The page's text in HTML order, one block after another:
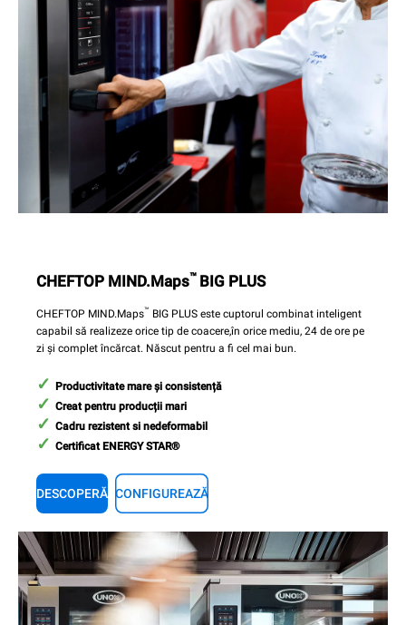
CHEFTOP MIND.Maps™ BIG PLUS
CHEFTOP MIND.Maps™ BIG PLUS este cuptorul combinat inteligent
capabil să realizeze orice tip de coacere,în orice mediu, 24 de ore pe
zi și complet încărcat. Născut pentru a fi cel mai bun.
Productivitate mare și consistență
Creat pentru producții mari
Cadru rezistent si nedeformabil
Certificat ENERGY STAR®
DESCOPERĂ CONFIGUREAZĂ